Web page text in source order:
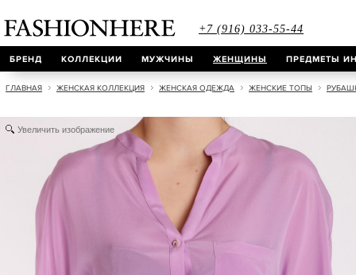
+7 (916) 033-55-44
БРЕНД КОЛЛЕКЦИИ МУЖЧИНЫ ЖЕНЩИНЫ ПРЕДМЕТЫ
ГЛАВНАЯ ЖЕНСКАЯ КОЛЛЕКЦИЯ ЖЕНСКАЯ ОДЕЖДА ЖЕНСКИЕ ТОПЫ
Увеличить изображение